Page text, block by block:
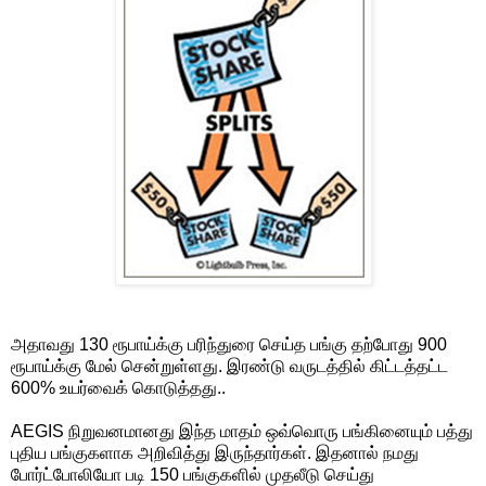
அதாவது 130 ரூபாய்க்கு பரிந்துரை செய்த பங்கு தற்போது 900
ரூபாய்க்கு மேல் சென்றுள்ளது. இரண்டு வருடத்தில் கிட்டத்தட்ட
600% உயர்வைக் கொடுத்தது..
AEGIS நிறுவனமானது இந்த மாதம் ஒவ்வொரு பங்கினையும் பத்து
புதிய பங்குகளாக அறிவித்து இருந்தார்கள். இதனால் நமது
போர்ட்போலியோ படி 150 பங்குகளில் முதலீடு செய்து